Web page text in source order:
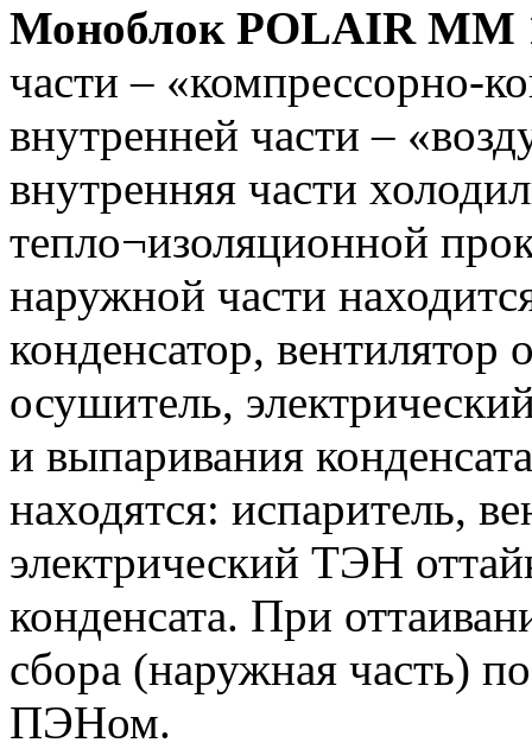
Моноблок POLAIR MM
части – «компрессорно-
внутренней части –
внутренняя части
тепло¬изоляционной
наружной части
конденсатор, вентилятор
осушитель,
и выпаривания
находятся: испаритель,
электрический ТЭН
конденсата. При
сбора (наружная часть)
ПЭНом.